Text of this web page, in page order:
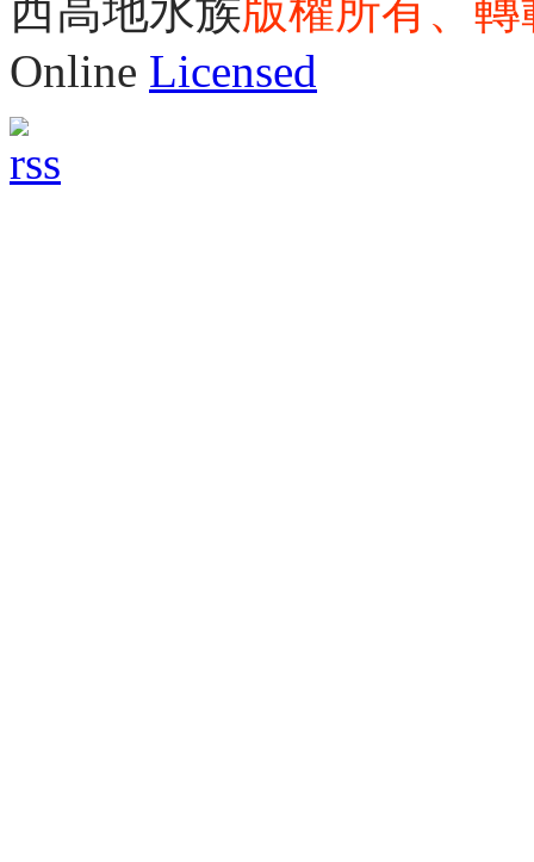
西高地水族版權所有、
Online Licensed